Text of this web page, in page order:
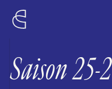
Saison 25-